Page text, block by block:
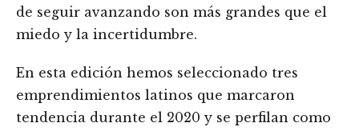
de seguir avanzando son más grandes que el
miedo y la incertidumbre.
En esta edición hemos seleccionado tres
emprendimientos latinos que marcaron
tendencia durante el 2020 y se perfilan como